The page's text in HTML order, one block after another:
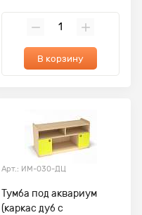
В корзину
Арт.: ИМ-030-ДЦ
Тумба под аквариум
(каркас дуб с